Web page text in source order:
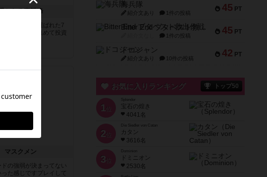
かなる喜望峰
にランダムに選ばれた7
動して資源を集めて投資
マスクメン
ドの強弱が決まってない
った感じですプレイして
45 PT
海兵隊
紹介文あり 1件の投稿
45 PT
Bitter End ブタペスト救出作戦
1件の投稿
42 PT
ドコジャン
紹介文あり 10件の投稿
お気に入りランキング トップ50
1 位
宝石の煌き
4041名
2 位
Die Siedler von Catan
カタン
3616名
3 位
ドミニオン
2530名